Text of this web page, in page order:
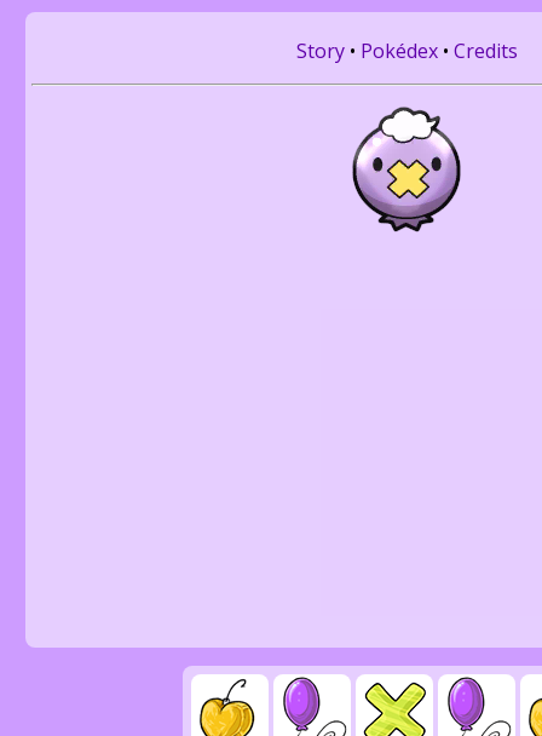
Story• Pokédex• Credits